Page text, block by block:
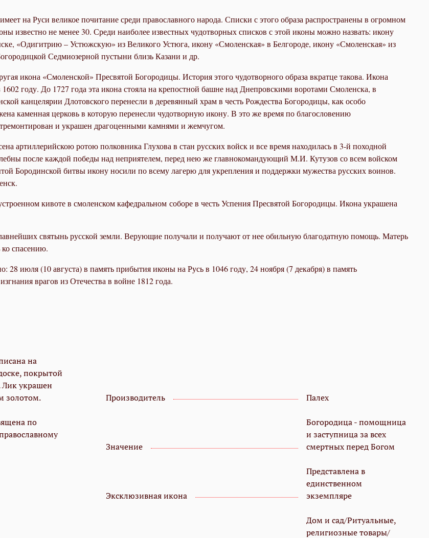
на Руси великое почитание среди православного народа. Списки с этого образа распространены в огромном
известно не менее 30. Среди наиболее известных чудотворных списков с этой иконы можно назвать: икону
«Одигитрию – Устюжскую» из Великого Устюга, икону «Смоленская» в Белгороде, икону «Смоленская» из
Седмиозерной пустыни близь Казани и др.
икона «Смоленской» Пресвятой Богородицы. История этого чудотворного образа вкратце такова. Икона
году. До 1727 года эта икона стояла на крепостной башне над Днепровскими воротами Смоленска, в
канцелярии Длотовского перенесли в деревянный храм в честь Рождества Богородицы, как особо
каменная церковь в которую перенесли чудотворную икону. В это же время по благословению
и украшен драгоценными камнями и жемчугом.
артиллерийскою ротою полковника Глухова в стан русских войск и все время находилась в 3-й походной
после каждой победы над неприятелем, перед нею же главнокомандующий М.И. Кутузов со всем войском
Бородинской битвы икону носили по всему лагерю для укрепления и поддержки мужества русских воинов.
кивоте в смоленском кафедральном соборе в честь Успения Пресвятой Богородицы. Икона украшена
святынь русской земли. Верующие получали и получают от нее обильную благодатную помощь. Матерь
ко спасению.
28 июля (10 августа) в память прибытия иконы на Русь в 1046 году, 24 ноября (7 декабря) в память
врагов из Отечества в войне 1812 года.
на
покрытой
Лик украшен
золотом.
Производитель Палех
по
Значение
Богородица - помощница
и заступница за всех
смертных перед Богом
Эксклюзивная икона
Представлена в
единственном
экземпляре
Дом и сад/Ритуальные,
религиозные товары/